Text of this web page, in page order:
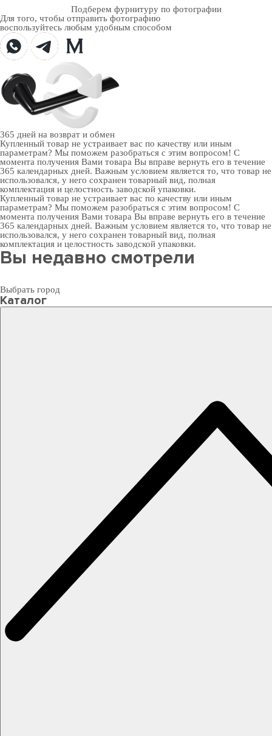
Подберем фурнитуру по фотографии
Для того, чтобы отправить фотографию
воспользуйтесь любым удобным способом
365 дней на возврат и обмен
Купленный товар не устраивает вас по качеству или иным
параметрам? Мы поможем разобраться с этим вопросом! С
момента получения Вами товара Вы вправе вернуть его в течение
365 календарных дней. Важным условием является то, что товар не
использовался, у него сохранен товарный вид, полная
комплектация и целостность заводской упаковки.
Купленный товар не устраивает вас по качеству или иным
параметрам? Мы поможем разобраться с этим вопросом! С
момента получения Вами товара Вы вправе вернуть его в течение
365 календарных дней. Важным условием является то, что товар не
использовался, у него сохранен товарный вид, полная
комплектация и целостность заводской упаковки.
Вы недавно смотрели
Выбрать город
Каталог